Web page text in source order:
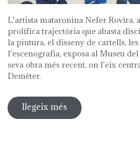
L'artista mataronina Nefer Rovira,
prolífica trajectòria que abasta
la pintura, el disseny de cartells,
l’escenografia, exposa al Museu
seva obra més recent, on l’eix
Demèter.
llegeix més sobre toll. nefer